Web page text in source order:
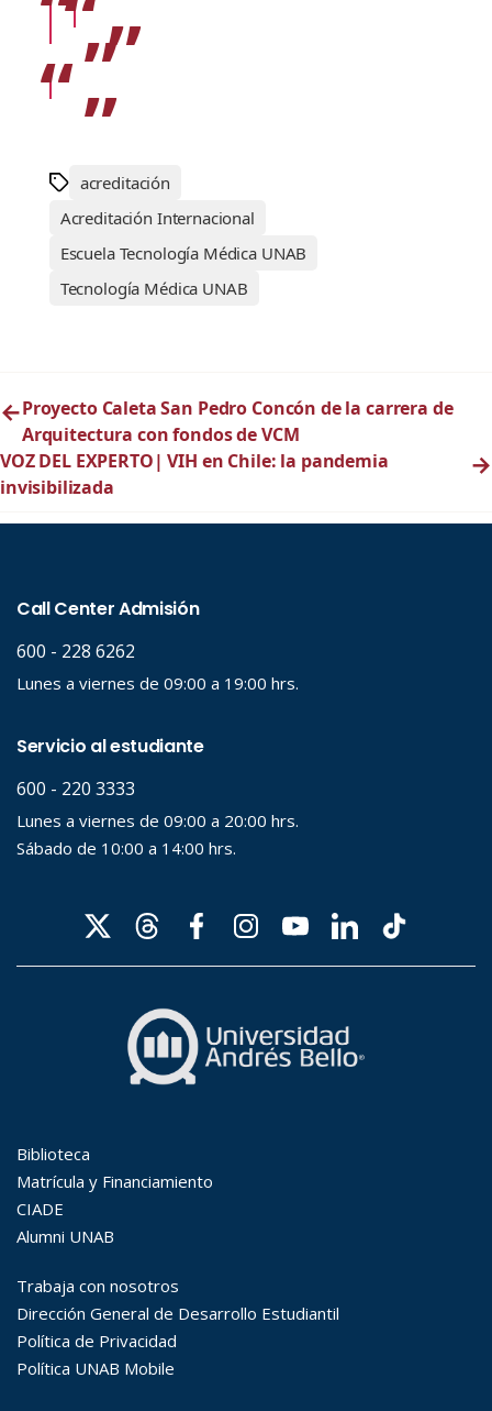
acreditación
Acreditación Internacional
Escuela Tecnología Médica UNAB
Tecnología Médica UNAB
←Proyecto Caleta San Pedro Concón de la carrera de
Arquitectura con fondos de VCM
VOZ DEL EXPERTO| VIH en Chile: la pandemia
invisibilizada
→